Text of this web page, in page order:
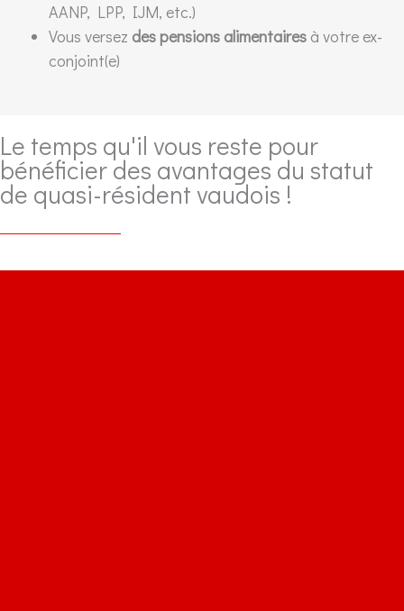
AANP, LPP, IJM, etc.)
Vous versez des pensions alimentaires à votre ex-
conjoint(e)
Le temps qu'il vous reste pour
bénéficier des avantages du statut
de quasi-résident vaudois !